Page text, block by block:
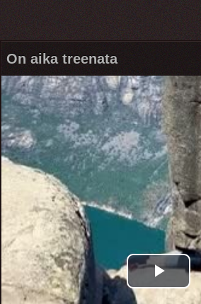
On aika treenata
Play